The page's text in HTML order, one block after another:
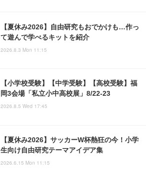
【夏休み2026】自由研究もおでかけも…作っ
て遊んで学べるキットを紹介
2026.8.3 Mon 11:15
【小学校受験】【中学受験】【高校受験】福
岡3会場「私立小中高校展」8/22-23
2026.8.5 Wed 17:45
【夏休み2026】サッカーW杯熱狂の今！小学
生向け自由研究テーマアイデア集
2026.6.15 Mon 11:15